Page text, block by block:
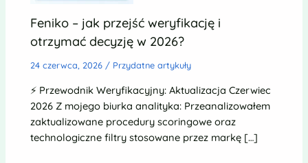
Feniko – jak przejść weryfikację i
otrzymać decyzję w 2026?
24 czerwca, 2026 / Przydatne artykuły
⚡ Przewodnik Weryfikacyjny: Aktualizacja Czerwiec
2026 Z mojego biurka analityka: Przeanalizowałem
zaktualizowane procedury scoringowe oraz
technologiczne filtry stosowane przez markę […]